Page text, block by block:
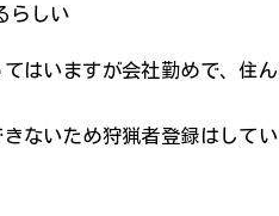
らしい
はいますが会社勤めで、住ん
ないため狩猟者登録はして